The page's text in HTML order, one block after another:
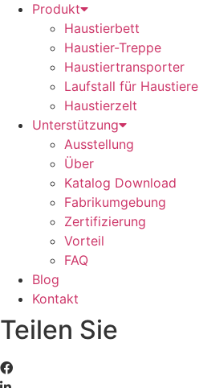
Produkt
Haustierbett
Haustier-Treppe
Haustiertransporter
Laufstall für Haustiere
Haustierzelt
Unterstützung
Ausstellung
Über
Katalog Download
Fabrikumgebung
Zertifizierung
Vorteil
FAQ
Blog
Kontakt
Teilen Sie